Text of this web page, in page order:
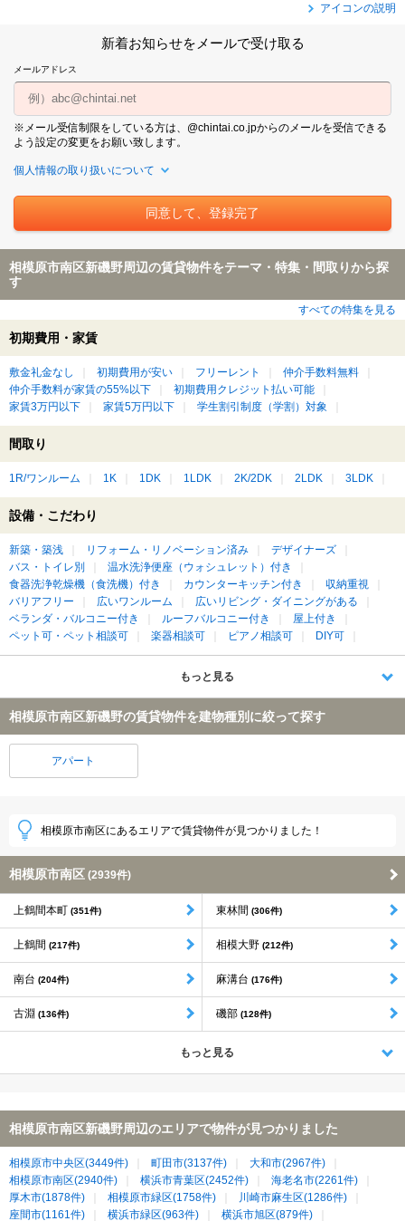
アイコンの説明
新着お知らせをメールで受け取る
メールアドレス
※メール受信制限をしている方は、@chintai.co.jpからのメールを受信できる
よう設定の変更をお願い致します。
個人情報の取り扱いについて
相模原市南区新磯野周辺の賃貸物件をテーマ・特集・間取りから探
す
すべての特集を見る
初期費用・家賃
敷金礼金なし 初期費用が安い フリーレント
仲介手数料無料
仲介手数料が家賃の55%以下
初期費用クレジット払い可能
家賃3万円以下
家賃5万円以下 学生割引制度（学割）対象
間取り
1R/ワンルーム 1K 1DK 1LDK 2K/2DK 2LDK 3LDK
設備・こだわり
新築・築浅 リフォーム・リノベーション済み
デザイナーズ
バス・トイレ別
温水洗浄便座（ウォシュレット）付き
食器洗浄乾燥機（食洗機）付き
カウンターキッチン付き
収納重視
バリアフリー
広いワンルーム
広いリビング・ダイニングがある
ベランダ・バルコニー付き
ルーフバルコニー付き
屋上付き
ペット可・ペット相談可
楽器相談可 ピアノ相談可 DIY可
もっと見る
相模原市南区新磯野の賃貸物件を建物種別に絞って探す
アパート
相模原市南区にあるエリアで賃貸物件が見つかりました！
相模原市南区 (2939件)
上鶴間本町 (351件) 東林間 (306件)
上鶴間 (217件) 相模大野 (212件)
南台 (204件) 麻溝台 (176件)
古淵 (136件) 磯部 (128件)
もっと見る
相模原市南区新磯野周辺のエリアで物件が見つかりました
相模原市中央区(3449件) 町田市(3137件)
大和市(2967件)
相模原市南区(2940件)
横浜市青葉区(2452件)
海老名市(2261件)
厚木市(1878件)
相模原市緑区(1758件)
川崎市麻生区(1286件)
座間市(1161件)
横浜市緑区(963件)
横浜市旭区(879件)